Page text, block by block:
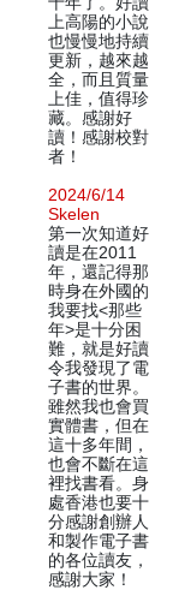
上高陽的小說
也慢慢地持續
更新，越來越
全，而且質量
上佳，值得珍
藏。感謝好
讀！感謝校對
者！
2024/6/14
Skelen
第一次知道好
讀是在2011
年，還記得那
時身在外國的
我要找<那些
年>是十分困
難，就是好讀
令我發現了電
子書的世界。
雖然我也會買
實體書，但在
這十多年間，
也會不斷在這
裡找書看。身
處香港也要十
分感謝創辦人
和製作電子書
的各位讀友，
感謝大家！